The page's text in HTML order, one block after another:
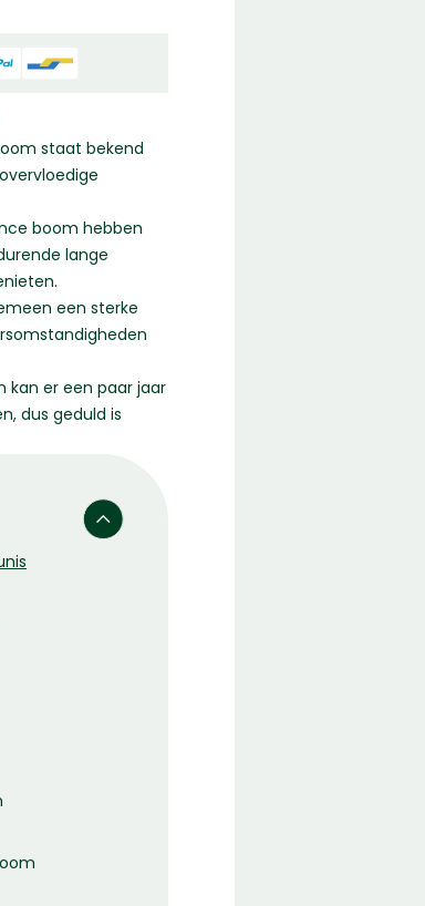
staat bekend
boom hebben
lange
een sterke
kan er een paar jaar
dus geduld is